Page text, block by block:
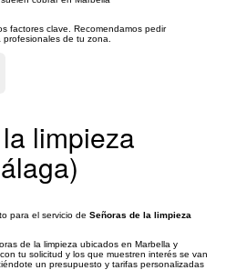
factores clave. Recomendamos pedir
de tu zona.
limpieza
para el servicio de Señoras de la limpieza
de la limpieza ubicados en Marbella y
tu solicitud y los que muestren interés se van
un presupuesto y tarifas personalizadas